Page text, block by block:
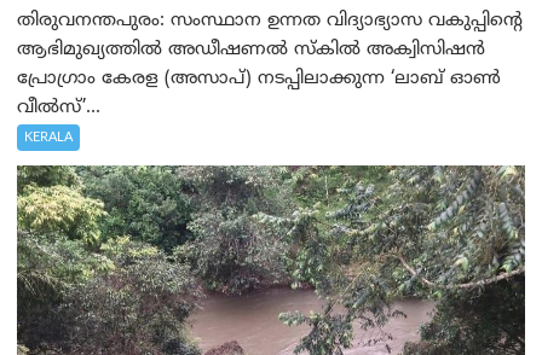
തിരുവനന്തപുരം: സംസ്ഥാന ഉന്നത വിദ്യാഭ്യാസ വകുപ്പിന്റെ
ആഭിമുഖ്യത്തിൽ അഡീഷണൽ സ്കിൽ അക്വിസിഷൻ
പ്രോഗ്രാം കേരള (അസാപ്) നടപ്പിലാക്കുന്ന ‘ലാബ് ഓൺ
വീൽസ്’...
KERALA